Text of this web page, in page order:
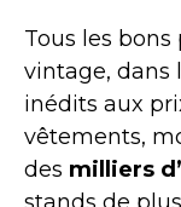
Tous les
vintage, dans
inédits aux
vêtements,
des milliers